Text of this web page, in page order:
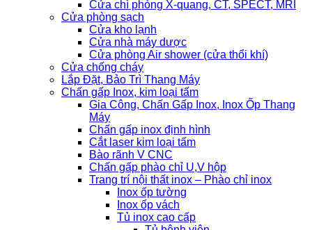
Cửa chì phòng X-quang, CT, SPECT, MRI
Cửa phòng sạch
Cửa kho lạnh
Cửa nhà máy dược
Cửa phòng Air shower (cửa thổi khí)
Cửa chống cháy
Lắp Đặt, Bảo Trì Thang Máy
Chấn gấp Inox, kim loại tấm
Gia Công, Chấn Gấp Inox, Inox Ốp Thang
Máy
Chấn gấp inox định hình
Cắt laser kim loại tấm
Bào rãnh V CNC
Chấn gấp phào chỉ U,V hộp
Trang trí nội thất inox – Phào chỉ inox
Inox ốp tường
Inox ốp vách
Tủ inox cao cấp